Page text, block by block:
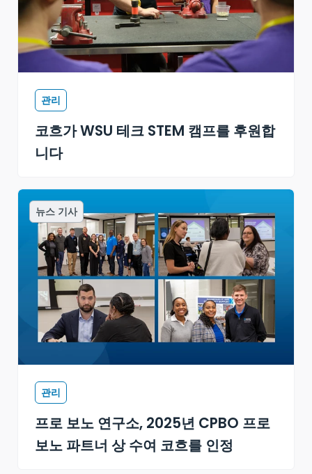
관리
코흐가 WSU 테크 STEM 캠프를 후원합
니다
뉴스 기사
관리
프로 보노 연구소, 2025년 CPBO 프로
보노 파트너 상 수여 코흐를 인정